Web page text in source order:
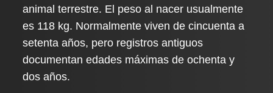
animal terrestre. El peso al nacer usualmente
es 118 kg. Normalmente viven de cincuenta a
setenta años, pero registros antiguos
documentan edades máximas de ochenta y
dos años.